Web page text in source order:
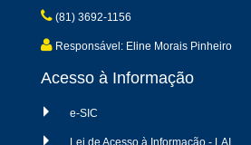
(81) 3692-1156
Responsável: Eline Morais Pinheiro
Acesso à Informação
e-SIC
Lei de Acesso à Informação - LAI